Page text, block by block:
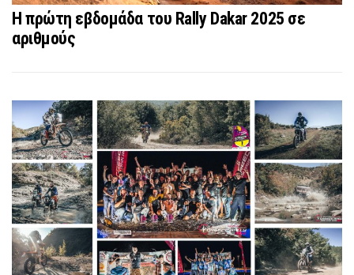
Η πρώτη εβδομάδα του Rally Dakar 2025 σε
αριθμούς